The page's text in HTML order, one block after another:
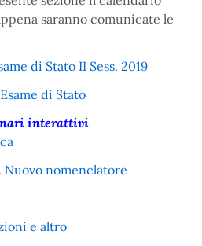
saranno comunicate le
di Stato II Sess. 2019
di Stato
interattivi
nomenclatore
e altro